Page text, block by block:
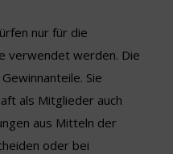
nur für die
verwendet werden. Die
Sie
als Mitglieder auch
aus Mitteln der
oder bei